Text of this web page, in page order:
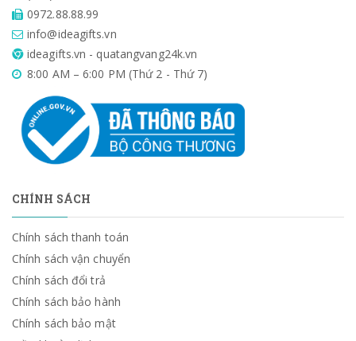
0972.88.88.99
info@ideagifts.vn
ideagifts.vn - quatangvang24k.vn
8:00 AM – 6:00 PM (Thứ 2 - Thứ 7)
CHÍNH SÁCH
Chính sách thanh toán
Chính sách vận chuyển
Chính sách đổi trả
Chính sách bảo hành
Chính sách bảo mật